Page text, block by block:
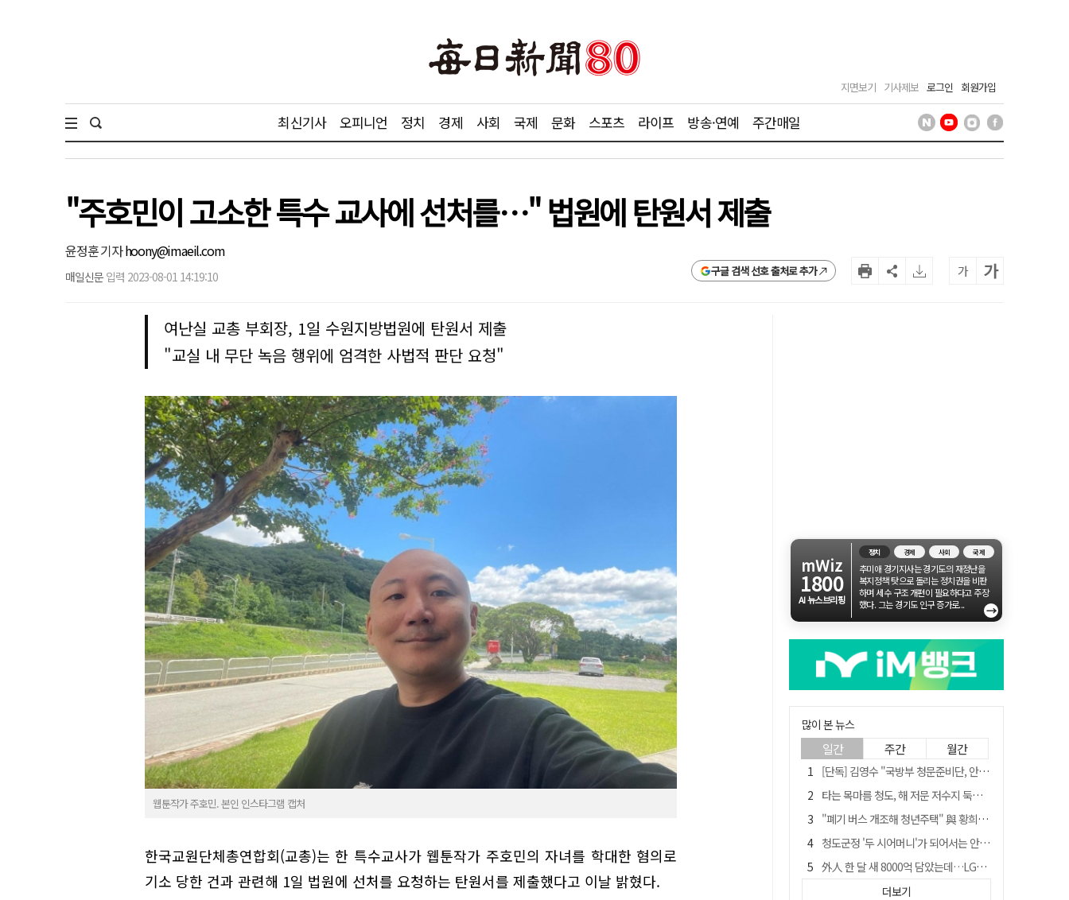
지면보기 기사제보 로그인 회원가입
최신기사 오피니언 정치 경제 사회 국제 문화 스포츠 라이프 방송·연예 주간매일
"주호민이 고소한 특수 교사에 선처를…" 법원에 탄원서 제출
윤정훈 기자hoony@imaeil.com
매일신문 입력 2023-08-01 14:19:10 구글 검색 선호 출처로 추가 가 가
여난실 교총 부회장, 1일 수원지방법원에 탄원서 제출
"교실 내 무단 녹음 행위에 엄격한 사법적 판단 요청"
웹툰작가 주호민. 본인 인스타그램 캡처
한국교원단체총연합회(교총)는 한 특수교사가 웹툰작가 주호민의 자녀를 학대한 혐의로
기소 당한 건과 관련해 1일 법원에 선처를 요청하는 탄원서를 제출했다고 이날 밝혔다.
mWiz
1800
AI 뉴스브리핑
정치 경제 사회 국제
추미애 경기지사는 경기도의 재정난을
복지정책 탓으로 돌리는 정치권을 비판
하며 세수 구조 개편이 필요하다고 주장
했다. 그는 경기도 인구 증가로...
→
많이 본 뉴스
일간 주간 월간
[단독] 김영수 "국방부 청문준비단, 안규백 탈영 알고있었다"
타는 목마름 청도, 해 저문 저수지 둑에 군수가 서 있었다
"폐기 버스 개조해 청년주택" 與 황희…'딸 학비는 年 4200만원'
청도군정 '두 시어머니'가 되어서는 안된다
外人 한 달 새 8000억 담았는데…LG이노텍 목표주가는 왜 엇갈릴까
임시휴업 들어갔던 홈플러스 영주점, 7일 영업 재개…지하 1층만 운영
더보기